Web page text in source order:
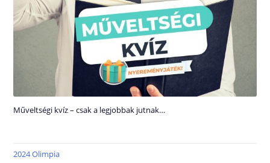
Műveltségi kvíz – csak a legjobbak jutnak…
2024 Olimpia